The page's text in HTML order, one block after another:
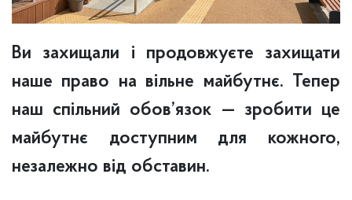
Ви захищали і продовжуєте захищати
наше право на вільне майбутнє. Тепер
наш спільний обов’язок — зробити це
майбутнє доступним для кожного,
незалежно від обставин.